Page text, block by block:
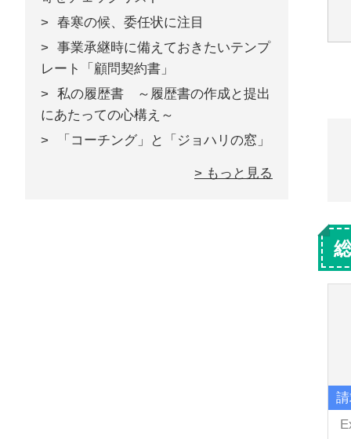
春寒の候、委任状に注目
事業承継時に備えておきたいテンプ
レート「顧問契約書」
私の履歴書 ～履歴書の作成と提出
にあたっての心構え～
「コーチング」と「ジョハリの窓」
> もっと見る